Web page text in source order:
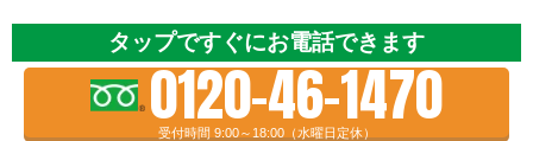
タップですぐにお電話できます
0120-46-1470
受付時間 9:00～18:00（水曜日定休）